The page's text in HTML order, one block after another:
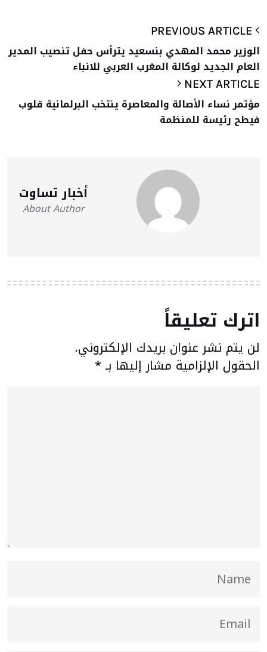
الوزير محمد المهدي بنسعيد يترأس حفل تنصيب المدير
العام الجديد لوكالة المغرب العربي للانباء
NEXT ARTICLE
مؤتمر نساء الأصالة والمعاصرة ينتخب البرلمانية قلوب
فيطح رئيسة للمنظمة
أخبار تساوت
About Author
اترك تعليقاً
لن يتم نشر عنوان بريدك الإلكتروني.
الحقول الإلزامية مشار إليها بـ *